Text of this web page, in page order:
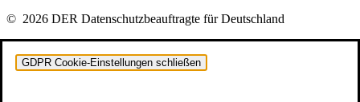
© 2026 DER Datenschutzbeauftragte für Deutschland
GDPR Cookie-Einstellungen schließen